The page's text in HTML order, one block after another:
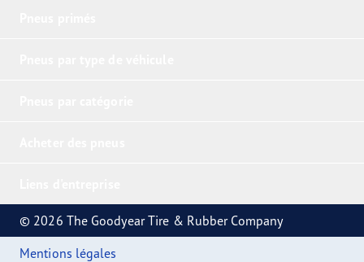
© 2026 The Goodyear Tire & Rubber Company
Mentions légales